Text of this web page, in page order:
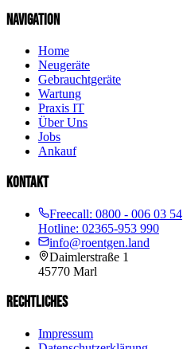
NAVIGATION
Home
Neugeräte
Gebrauchtgeräte
Wartung
Praxis IT
Über Uns
Jobs
Ankauf
KONTAKT
Freecall: 0800 - 006 03 54
Hotline: 02365-953 990
info@roentgen.land
Daimlerstraße 1
45770 Marl
RECHTLICHES
Impressum